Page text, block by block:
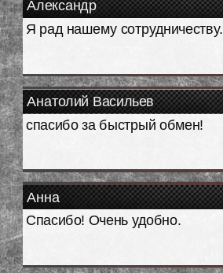
Александр
Я рад нашему сотрудничеству.
Анатолий Васильев
спасибо за быстрый обмен!
Анна
Спасибо! Очень удобно.